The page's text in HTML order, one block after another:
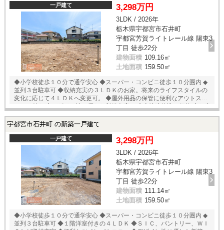
一戸建て 3,298万円
3LDK / 2026年
栃木県宇都宮市石井町
宇都宮芳賀ライトレール線 陽東3
丁目 徒歩22分
建物面積 109.16㎡
土地面積 159.50㎡
◆小学校徒歩１０分で通学安心 ◆スーパー・コンビニ徒歩１０分圏内 ◆
並列３台駐車可 ◆収納充実の３ＬＤＫのお家。将来のライフスタイルの
変化に応じて４ＬＤＫへ変更可。 ◆屋外用品の保管に便利なアウトスト
レージ付き ◆デザイン性に優れた新築住宅。 ◆土地建物込の価格 ◆お車
のおまとめなど住宅ローン相談無料受付中！
宇都宮市石井町 の新築一戸建て
一戸建て 3,298万円
3LDK / 2026年
栃木県宇都宮市石井町
宇都宮芳賀ライトレール線 陽東3
丁目 徒歩22分
建物面積 111.14㎡
土地面積 159.50㎡
◆小学校徒歩１０分で通学安心 ◆スーパー・コンビニ徒歩１０分圏内 ◆
並列３台駐車可 ◆１階洋室付きの４ＬＤＫ ◆ＳＩＣ、パントリー、ＷＩ